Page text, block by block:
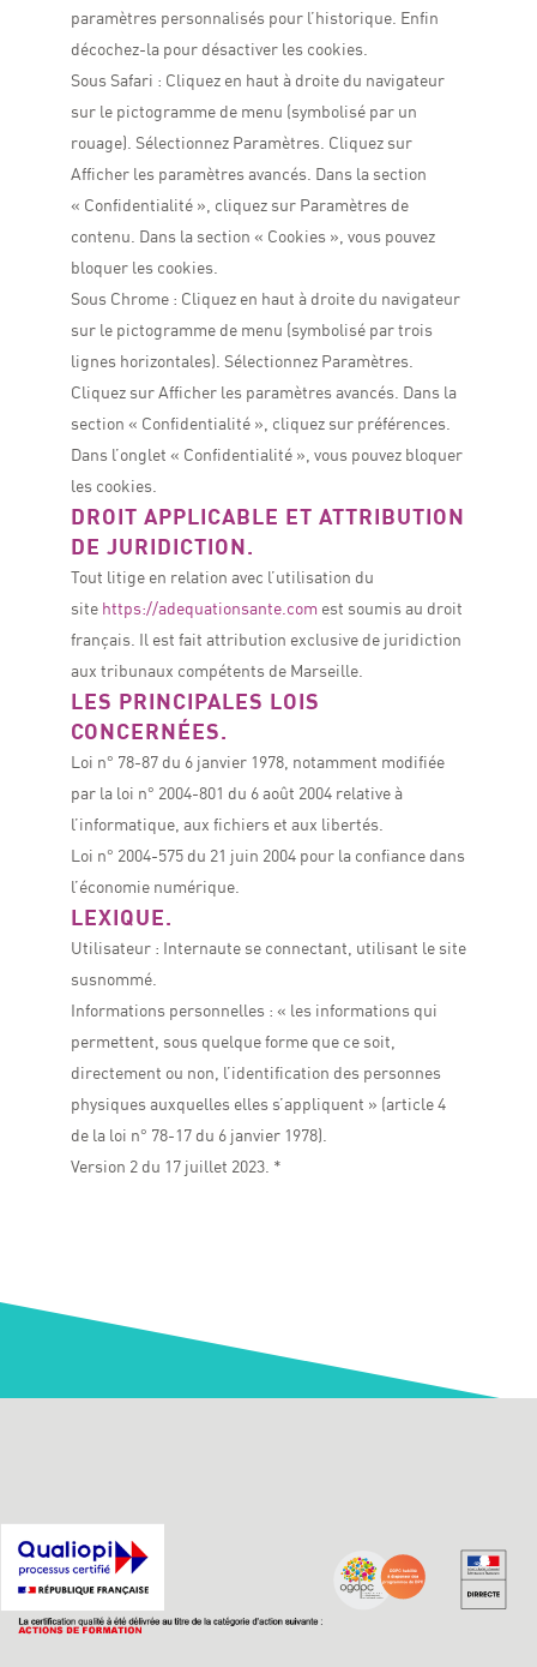
paramètres personnalisés pour l’historique. Enfin
décochez-la pour désactiver les cookies.
Sous Safari : Cliquez en haut à droite du navigateur
sur le pictogramme de menu (symbolisé par un
rouage). Sélectionnez Paramètres. Cliquez sur
Afficher les paramètres avancés. Dans la section
« Confidentialité », cliquez sur Paramètres de
contenu. Dans la section « Cookies », vous pouvez
bloquer les cookies.
Sous Chrome : Cliquez en haut à droite du navigateur
sur le pictogramme de menu (symbolisé par trois
lignes horizontales). Sélectionnez Paramètres.
Cliquez sur Afficher les paramètres avancés. Dans la
section « Confidentialité », cliquez sur préférences.
Dans l’onglet « Confidentialité », vous pouvez bloquer
les cookies.
DROIT APPLICABLE ET ATTRIBUTION
DE JURIDICTION.
Tout litige en relation avec l’utilisation du
site https://adequationsante.com est soumis au droit
français. Il est fait attribution exclusive de juridiction
aux tribunaux compétents de Marseille.
LES PRINCIPALES LOIS
CONCERNÉES.
Loi n° 78-87 du 6 janvier 1978, notamment modifiée
par la loi n° 2004-801 du 6 août 2004 relative à
l’informatique, aux fichiers et aux libertés.
Loi n° 2004-575 du 21 juin 2004 pour la confiance dans
l’économie numérique.
LEXIQUE.
Utilisateur : Internaute se connectant, utilisant le site
susnommé.
Informations personnelles : « les informations qui
permettent, sous quelque forme que ce soit,
directement ou non, l’identification des personnes
physiques auxquelles elles s’appliquent » (article 4
de la loi n° 78-17 du 6 janvier 1978).
Version 2 du 17 juillet 2023. *